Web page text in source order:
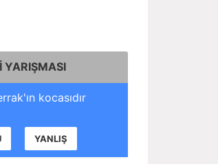
YARIŞMASI
kocasıdır
YANLIŞ